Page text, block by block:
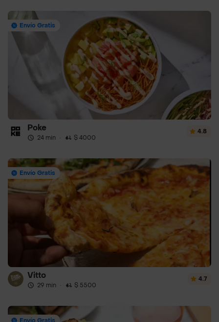
Envío Gratis
Poke
24 min · $ 4000
4.8
Envío Gratis
Vitto
29 min · $ 5500
4.7